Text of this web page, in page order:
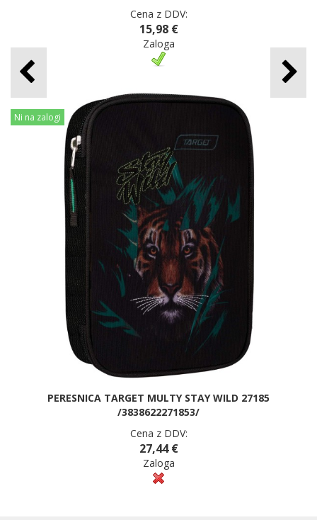
Cena z DDV:
15,98 €
Zaloga
Ni na zalogi
PERESNICA TARGET MULTY STAY WILD 27185
/3838622271853/
Cena z DDV:
27,44 €
Zaloga